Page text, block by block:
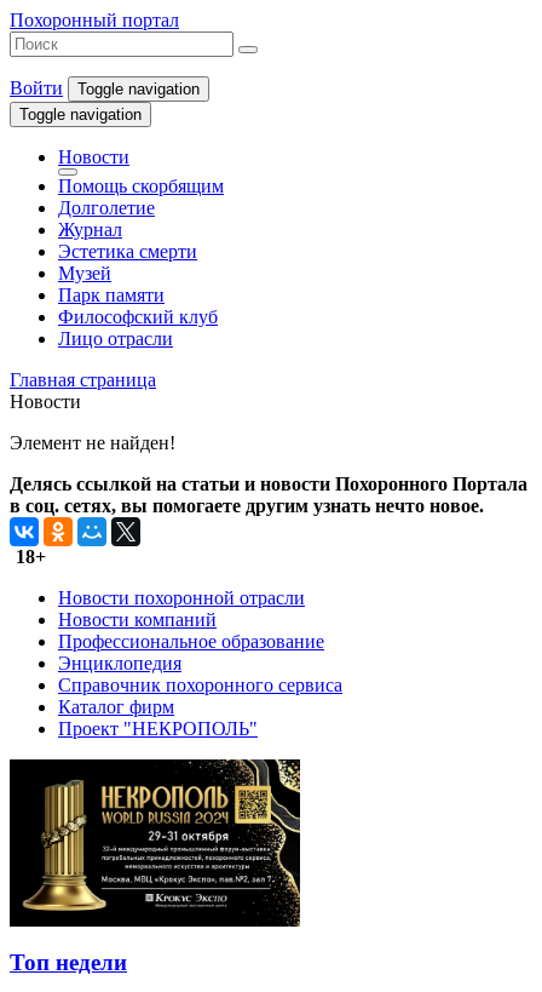
Похоронный портал
Войти
Toggle navigation
Toggle navigation
Новости
Помощь скорбящим
Долголетие
Журнал
Эстетика смерти
Музей
Парк памяти
Философский клуб
Лицо отрасли
Главная страница
Новости
Элемент не найден!
Делясь ссылкой на статьи и новости Похоронного Портала
в соц. сетях, вы помогаете другим узнать нечто новое.
18+
Новости похоронной отрасли
Новости компаний
Профессиональное образование
Энциклопедия
Справочник похоронного сервиса
Каталог фирм
Проект "НЕКРОПОЛЬ"
Топ недели